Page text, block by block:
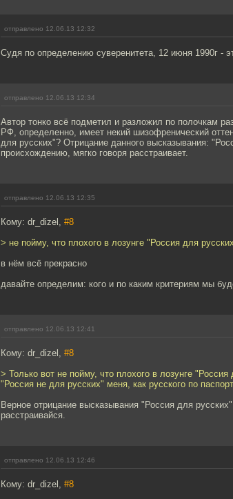
отправлено 12.06.13 12:32
Судя по определению суверенитета, 12 июня 1990г -
отправлено 12.06.13 12:34
Автор тонко всё подметил и разложил по полочкам
РФ, определенно, имеет некий шизофренический
для русских"? Отрицание данного высказывания:
происхождению, мягко говоря расстраивает.
отправлено 12.06.13 12:35
Кому: dr_dizel, #8
> не пойму, что плохого в лозунге "Россия для
в нём всё прекрасно
давайте определим: кого и по каким критериям мы
отправлено 12.06.13 12:41
Кому: dr_dizel, #8
> Только вот не пойму, что плохого в лозунге
"Россия не для русских" меня, как русского по
Верное отрицание высказывания "Россия для
расстраивайся.
отправлено 12.06.13 12:46
Кому: dr_dizel, #8